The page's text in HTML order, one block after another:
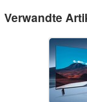
Verwandte